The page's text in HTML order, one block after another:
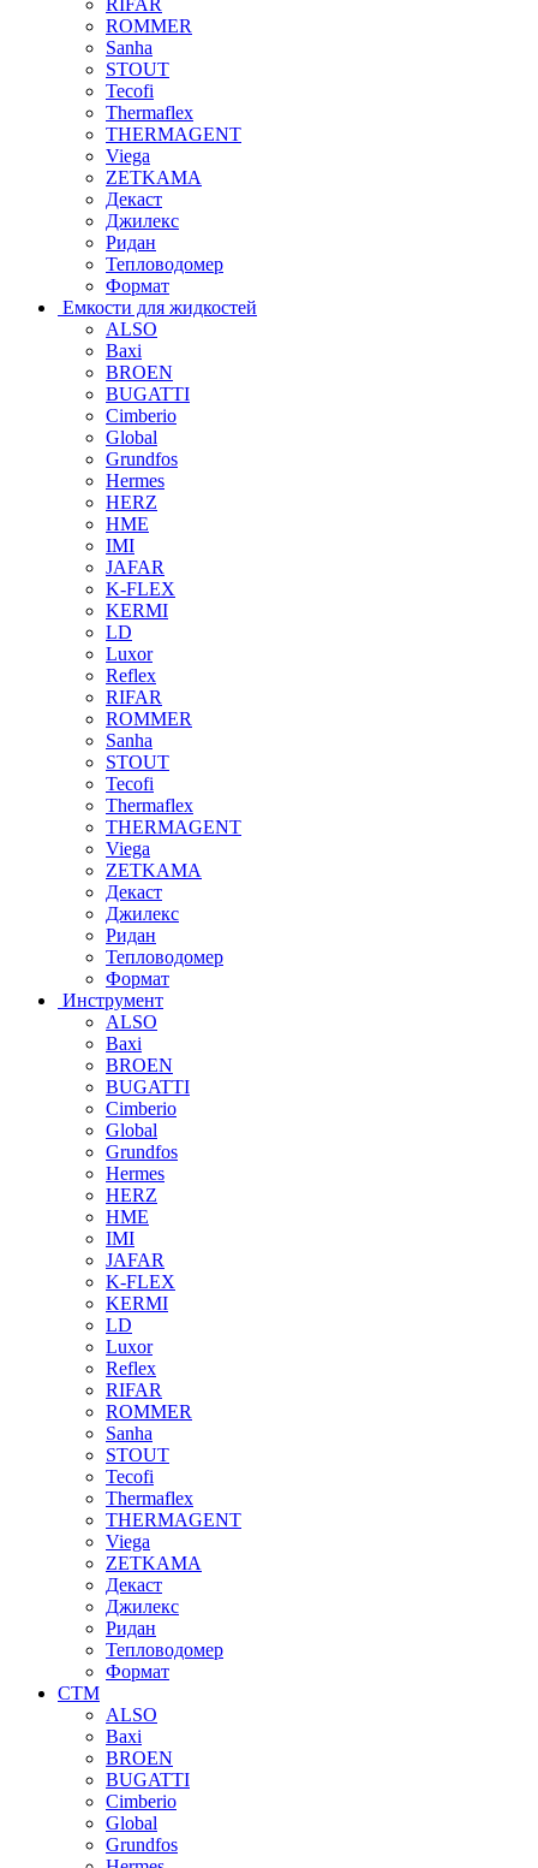
ROMMER
Sanha
STOUT
Tecofi
Thermaflex
THERMAGENT
Viega
ZETKAMA
Декаст
Джилекс
Ридан
Тепловодомер
Формат
Емкости для жидкостей
ALSO
Baxi
BROEN
BUGATTI
Cimberio
Global
Grundfos
Hermes
HERZ
HME
IMI
JAFAR
K-FLEX
KERMI
LD
Luxor
Reflex
RIFAR
ROMMER
Sanha
STOUT
Tecofi
Thermaflex
THERMAGENT
Viega
ZETKAMA
Декаст
Джилекс
Ридан
Тепловодомер
Формат
Инструмент
ALSO
Baxi
BROEN
BUGATTI
Cimberio
Global
Grundfos
Hermes
HERZ
HME
IMI
JAFAR
K-FLEX
KERMI
LD
Luxor
Reflex
RIFAR
ROMMER
Sanha
STOUT
Tecofi
Thermaflex
THERMAGENT
Viega
ZETKAMA
Декаст
Джилекс
Ридан
Тепловодомер
Формат
СТМ
ALSO
Baxi
BROEN
BUGATTI
Cimberio
Global
Grundfos